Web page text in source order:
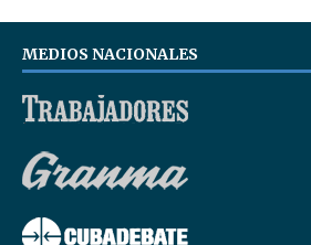
MEDIOS NACIONALES